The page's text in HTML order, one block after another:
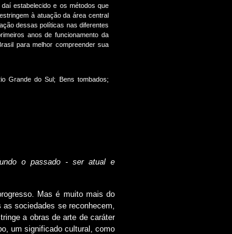
estabelecido e os métodos que
à atuação da área central
dessas políticas nas diferentes
anos de funcionamento da
para melhor compreender sua
Grande do Sul; Bens tombados;
o passado - ser atual e
Mas é muito mais do
sociedades se reconhecem,
a obras de arte de caráter
um significado cultural, como